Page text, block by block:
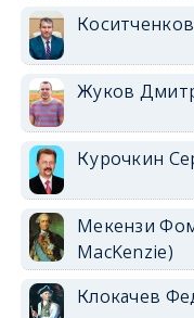
Жуков
Курочкин
Мекензи
MacKenzie)
Клокачев